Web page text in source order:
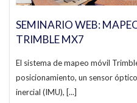
SEMINARIO WEB:
TRIMBLE MX7
El sistema de mapeo móvil
posicionamiento, un sensor
inercial (IMU), [...]